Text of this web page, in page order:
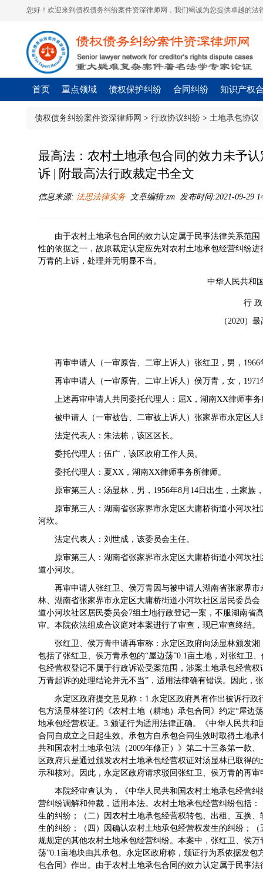
您好！欢迎来到债权债务纠纷案件资深律师网，我们竭诚为您提供卓越的法
首页 重点领域 债权保护纠纷 合同纠纷 知识产权
债权债务纠纷案件资深律师网 > 行政协议纠纷 > 土地承包协议
最高法：农村土地承包合同的效力未予
诉 | 附最高法行政裁定书全文
信息来源: 法思法律实务文章编辑:zm 发布时间:2021-09-29
由于农村土地承包合同的效力认定属于民事法律关系范
性的依据之一，故原裁定认定应先对农村土地承包经营纠纷
万青的上诉，处理并无明显不当。
中华人民共和
行
（2020）
再审申请人（一审原告、二审上诉人）张红卫，男，
再审申请人（一审原告、二审上诉人）侯万青，女，
上述再审申请人共同委托代理人：屈X，湖南XX律师事务
被申请人（一审被告、二审被上诉人）张家界市永定区
法定代表人：朱法栋，该区区长。
委托代理人：伍广，该区政府工作人员。
委托代理人：夏XX，湖南XX律师事务所律师。
原审第三人：汤显林，男，1956年8月14日出生，土家族
原审第三人：湖南省张家界市永定区大庸桥街道小河坎
河坎。
法定代表人：刘世成，该委员会主任。
原审第三人：湖南省张家界市永定区大庸桥街道小河坎
道小河坎。
再审申请人张红卫、侯万青因与被申请人湖南省张家界
林、湖南省张家界市永定区大庸桥街道小河坎社区居民委员
道小河坎社区居民委员会7组土地行政登记一案，不服湖南省
审。本院依法组成合议庭对本案进行了审查，现已审查终结。
张红卫、侯万青申请再审称：永定区政府向汤显林颁发
包括了张红卫、侯万青承包的“屋边荡”0.1亩土地，对张红卫
包经营权登记不属于行政诉讼受案范围，涉案土地承包经营
万青起诉的处理结论并无不当”，适用法律确有错误。因此，
永定区政府提交意见称：1.永定区政府具有作出被诉行
包方汤显林签订的《农村土地（耕地）承包合同》约定“屋边
地承包经营权证。3.颁证行为适用法律正确。《中华人民共
合同自成立之日起生效。承包方自承包合同生效时取得土地
共和国农村土地承包法（2009年修正）》第二十三条第一款
区政府只是通过颁发农村土地承包经营权证对汤显林已取得
示和核对。因此，永定区政府请求驳回张红卫、侯万青的再审
本院经审查认为，《中华人民共和国农村土地承包经营
营纠纷调解和仲裁，适用本法。农村土地承包经营纠纷包括
生的纠纷；（二）因农村土地承包经营权转包、出租、互换
生的纠纷；（四）因确认农村土地承包经营权发生的纠纷；
规规定的其他农村土地承包经营纠纷。本案中，张红卫、侯
荡”0.1亩地块由其承包。永定区政府称，颁证行为系依据发
包合同》作出。由于农村土地承包合同的效力认定属于民事